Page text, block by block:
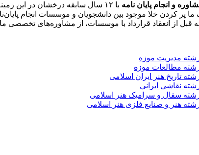
و انجام پایان نامه با ۱۲ سال سابقه درخشان در این زمینه، به دانشجویان کمک می‌کند تا با بهره‌گیری از
پر کردن خلا موجود بین دانشجویان و موسسات انجام
قبل از انعقاد قرارداد با موسسات، از مشاوره‌های تخصصی ما